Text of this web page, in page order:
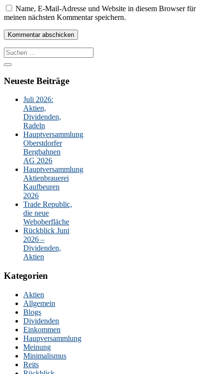
Name, E-Mail-Adresse und Website in diesem Browser für
meinen nächsten Kommentar speichern.
Suche
nach:
Neueste Beiträge
Juli 2026:
Aktien,
Dividenden,
Radeln
Hauptversammlung
Oberstdorfer
Bergbahnen
AG 2026
Hauptversammlung
Aktienbrauerei
Kaufbeuren
2026
Trade Republic,
die neue
Weboberfläche
Rückblick Juni
2026 –
Dividenden,
Aktien
Kategorien
Aktien
Allgemein
Blogs
Dividenden
Einkommen
Haupversammlung
Meinung
Minimalismus
Reits